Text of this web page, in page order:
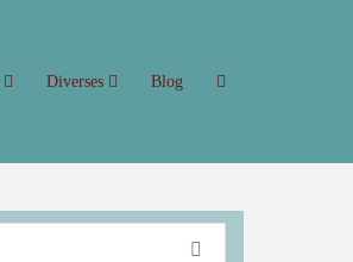
Diverses Blog